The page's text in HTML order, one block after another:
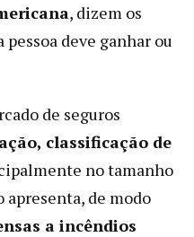
, dizem os
deve ganhar ou
de seguros
classificação de
no tamanho
apresenta, de modo
a incêndios